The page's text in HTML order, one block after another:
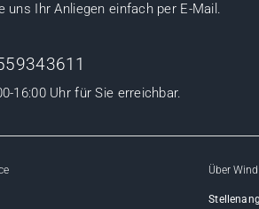
uns Ihr Anliegen einfach per E-Mail.
16:00 Uhr für Sie erreichbar.
Über